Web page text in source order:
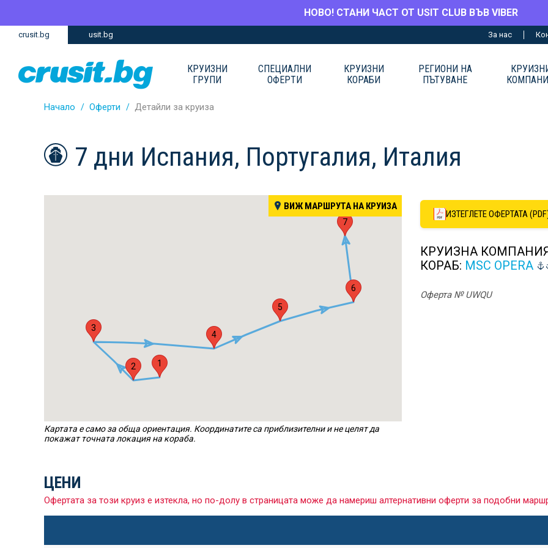
НОВО! СТАНИ ЧАСТ ОТ USIT CLUB ВЪВ VIBER
Премини
съдържание
Премини
crusit.bg usit.bg За нас
КРУИЗНИ
ГРУПИ
СПЕЦИАЛНИ
ОФЕРТИ
КРУИЗНИ
КОРАБИ
РЕГИОНИ НА
ПЪТУВАНЕ
Начало Оферти Детайли за круиза
7 дни Испания, Португалия, Италия
1
2
3
4
5
6
7
ВИЖ МАРШРУТА НА КРУИЗА
Картата е само за обща ориентация. Координатите са приблизителни и не целят да
покажат точната локация на кораба.
ИЗТЕГЛЕТЕ ОФЕРТАТА
КРУИЗНА
КОРАБ: MSC OPERA
Оферта № UWQU
ЦЕНИ
Офертата за този круиз е изтекла, но по-долу в страницата може да намериш алтернативни оферти за подобни